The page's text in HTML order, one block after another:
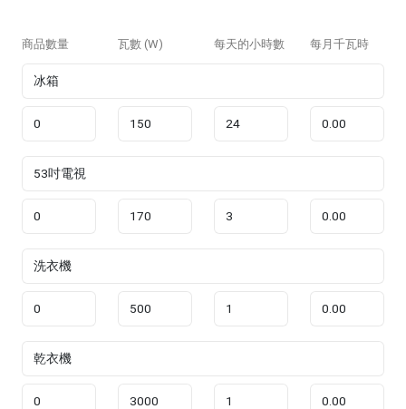
商品數量 瓦數 (W) 每天的小時數 每月千瓦時